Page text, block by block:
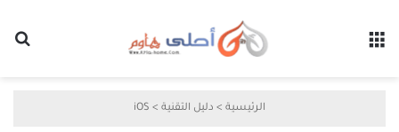
الرئيسية > دليل التقنية >
iOS